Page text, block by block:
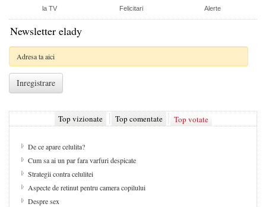
la TV Felicitari Alerte
Newsletter elady
Top vizionate Top comentate Top votate
De ce apare celulita?
Cum sa ai un par fara varfuri despicate
Strategii contra celulitei
Aspecte de retinut pentru camera copilului
Despre sex